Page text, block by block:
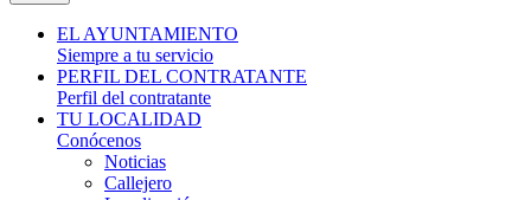
EL AYUNTAMIENTO
Siempre a tu servicio
PERFIL DEL CONTRATANTE
Perfil del contratante
TU LOCALIDAD
Conócenos
Noticias
Callejero